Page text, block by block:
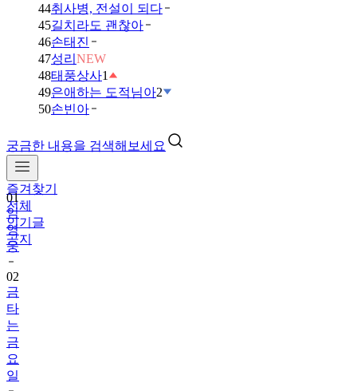
44취사병, 전설이 되다
45길치라도 괜찮아
46손태진
47성리 NEW
48태풍상사1
49은애하는 도적님아2
50손빈아
궁금한 내용을 검색해보세요
즐겨찾기
전체
인기글
공지
01
임
영
웅
02
금
타
는
금
요
일